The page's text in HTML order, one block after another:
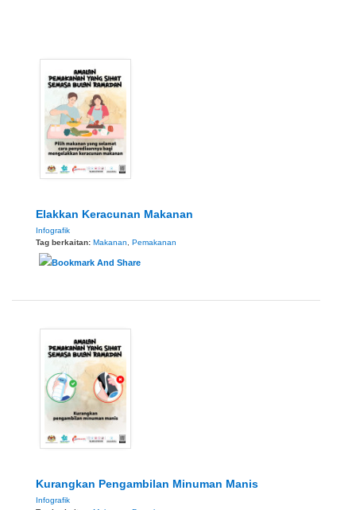
Elakkan Keracunan Makanan
Infografik
Tag berkaitan: Makanan, Pemakanan
Kurangkan Pengambilan Minuman Manis
Infografik